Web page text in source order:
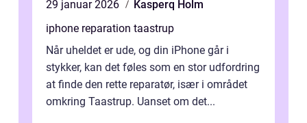
29 januar 2026
Kasperq Holm
iphone reparation taastrup
Når uheldet er ude, og din iPhone går i
stykker, kan det føles som en stor udfordring
at finde den rette reparatør, især i området
omkring Taastrup. Uanset om det...